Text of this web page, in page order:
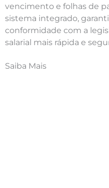
vencimento e folhas de
sistema integrado,
conformidade com a
salarial mais rápida e
Saiba Mais